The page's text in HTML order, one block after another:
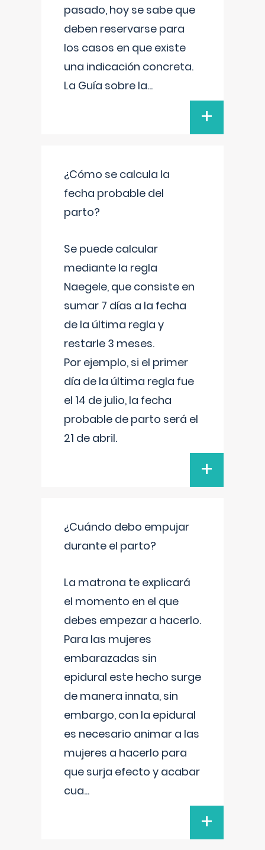
pasado, hoy se sabe que
deben reservarse para
los casos en que existe
una indicación concreta.
La Guía sobre la...
+
¿Cómo se calcula la
fecha probable del
parto?
Se puede calcular
mediante la regla
Naegele, que consiste en
sumar 7 días a la fecha
de la última regla y
restarle 3 meses.
Por ejemplo, si el primer
día de la última regla fue
el 14 de julio, la fecha
probable de parto será el
21 de abril.
+
¿Cuándo debo empujar
durante el parto?
La matrona te explicará
el momento en el que
debes empezar a hacerlo.
Para las mujeres
embarazadas sin
epidural este hecho surge
de manera innata, sin
embargo, con la epidural
es necesario animar a las
mujeres a hacerlo para
que surja efecto y acabar
cua...
+